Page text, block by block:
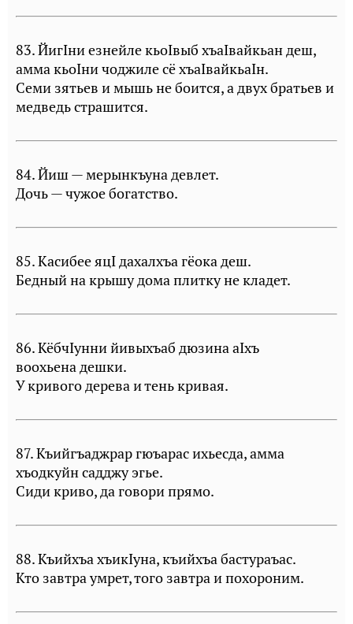
83. ЙигIни езнейле кьоIвыб хъаIвайкьан деш,
амма кьоIни чоджиле сё хъаIвайкьаIн.
Семи зятьев и мышь не боится, а двух братьев и
медведь страшится.
84. Йиш — мерынкъуна девлет.
Дочь — чужое богатство.
85. Касибее яцI дахалхъа гёока деш.
Бедный на крышу дома плитку не кладет.
86. КёбчIунни йивыхъаб дюзина аIхъ
воохьена дешки.
У кривого дерева и тень кривая.
87. Къийгъаджрар гюъарас ихьесда, амма
хъодкуйн садджу эгье.
Сиди криво, да говори прямо.
88. Къийхъа хъикIуна, къийхъа бастураъас.
Кто завтра умрет, того завтра и похороним.